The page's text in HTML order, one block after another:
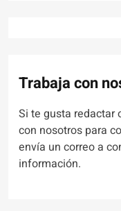
Trabaja con
Si te gusta redactar
con nosotros para
envía un correo a
información.